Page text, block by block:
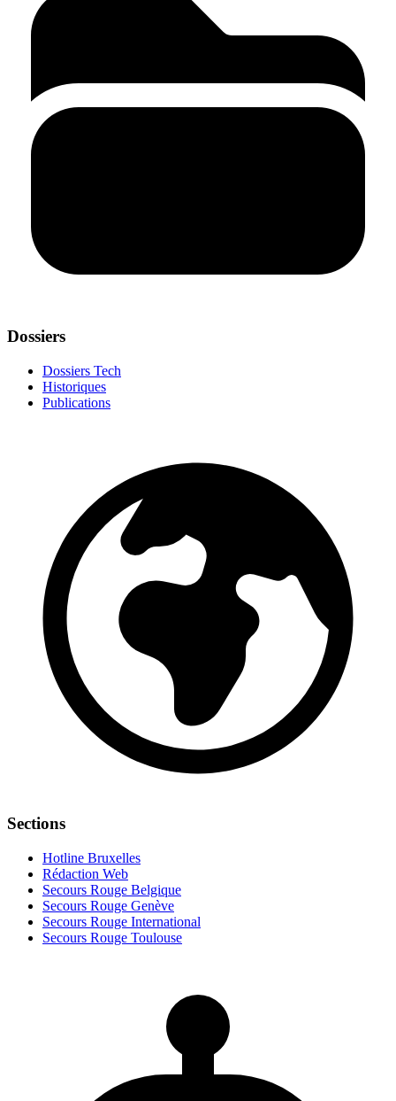
Dossiers
Dossiers Tech
Historiques
Publications
Sections
Hotline Bruxelles
Rédaction Web
Secours Rouge Belgique
Secours Rouge Genève
Secours Rouge International
Secours Rouge Toulouse